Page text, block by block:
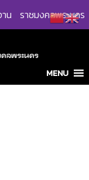
น ราชมงคลพระนคร
MENU